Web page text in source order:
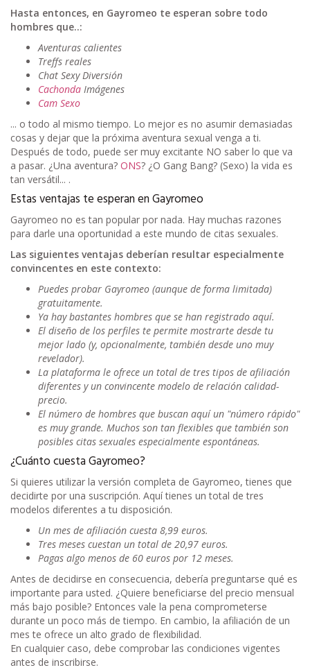
Hasta entonces, en Gayromeo te esperan sobre todo
hombres que..:
Aventuras calientes
Treffs reales
Chat Sexy Diversión
Cachonda Imágenes
Cam Sexo
... o todo al mismo tiempo. Lo mejor es no asumir demasiadas
cosas y dejar que la próxima aventura sexual venga a ti.
Después de todo, puede ser muy excitante NO saber lo que va
a pasar. ¿Una aventura? ONS? ¿O Gang Bang? (Sexo) la vida es
tan versátil... .
Estas ventajas te esperan en Gayromeo
Gayromeo no es tan popular por nada. Hay muchas razones
para darle una oportunidad a este mundo de citas sexuales.
Las siguientes ventajas deberían resultar especialmente
convincentes en este contexto:
Puedes probar Gayromeo (aunque de forma limitada)
gratuitamente.
Ya hay bastantes hombres que se han registrado aquí.
El diseño de los perfiles te permite mostrarte desde tu
mejor lado (y, opcionalmente, también desde uno muy
revelador).
La plataforma le ofrece un total de tres tipos de afiliación
diferentes y un convincente modelo de relación calidad-
precio.
El número de hombres que buscan aquí un "número rápido"
es muy grande. Muchos son tan flexibles que también son
posibles citas sexuales especialmente espontáneas.
¿Cuánto cuesta Gayromeo?
Si quieres utilizar la versión completa de Gayromeo, tienes que
decidirte por una suscripción. Aquí tienes un total de tres
modelos diferentes a tu disposición.
Un mes de afiliación cuesta 8,99 euros.
Tres meses cuestan un total de 20,97 euros.
Pagas algo menos de 60 euros por 12 meses.
Antes de decidirse en consecuencia, debería preguntarse qué es
importante para usted. ¿Quiere beneficiarse del precio mensual
más bajo posible? Entonces vale la pena comprometerse
durante un poco más de tiempo. En cambio, la afiliación de un
mes te ofrece un alto grado de flexibilidad.
En cualquier caso, debe comprobar las condiciones vigentes
antes de inscribirse.